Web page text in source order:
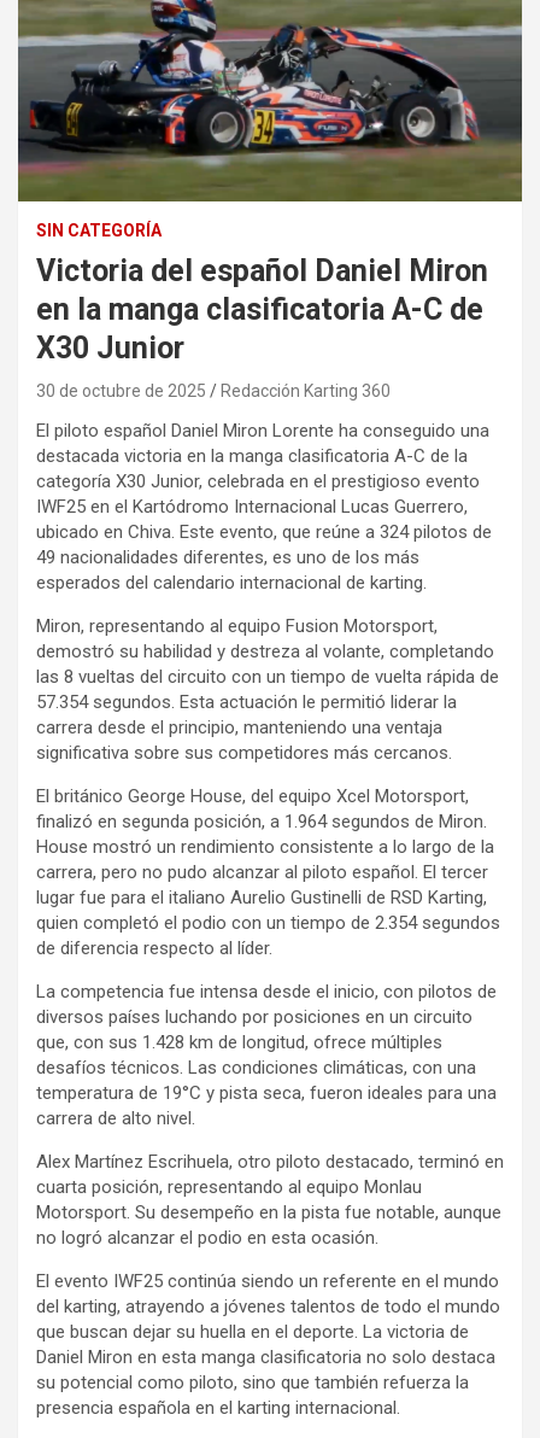
SIN CATEGORÍA
Victoria del español Daniel Miron
en la manga clasificatoria A-C de
X30 Junior
30 de octubre de 2025 Redacción Karting 360
El piloto español Daniel Miron Lorente ha conseguido una
destacada victoria en la manga clasificatoria A-C de la
categoría X30 Junior, celebrada en el prestigioso evento
IWF25 en el Kartódromo Internacional Lucas Guerrero,
ubicado en Chiva. Este evento, que reúne a 324 pilotos de
49 nacionalidades diferentes, es uno de los más
esperados del calendario internacional de karting.
Miron, representando al equipo Fusion Motorsport,
demostró su habilidad y destreza al volante, completando
las 8 vueltas del circuito con un tiempo de vuelta rápida de
57.354 segundos. Esta actuación le permitió liderar la
carrera desde el principio, manteniendo una ventaja
significativa sobre sus competidores más cercanos.
El británico George House, del equipo Xcel Motorsport,
finalizó en segunda posición, a 1.964 segundos de Miron.
House mostró un rendimiento consistente a lo largo de la
carrera, pero no pudo alcanzar al piloto español. El tercer
lugar fue para el italiano Aurelio Gustinelli de RSD Karting,
quien completó el podio con un tiempo de 2.354 segundos
de diferencia respecto al líder.
La competencia fue intensa desde el inicio, con pilotos de
diversos países luchando por posiciones en un circuito
que, con sus 1.428 km de longitud, ofrece múltiples
desafíos técnicos. Las condiciones climáticas, con una
temperatura de 19°C y pista seca, fueron ideales para una
carrera de alto nivel.
Alex Martínez Escrihuela, otro piloto destacado, terminó en
cuarta posición, representando al equipo Monlau
Motorsport. Su desempeño en la pista fue notable, aunque
no logró alcanzar el podio en esta ocasión.
El evento IWF25 continúa siendo un referente en el mundo
del karting, atrayendo a jóvenes talentos de todo el mundo
que buscan dejar su huella en el deporte. La victoria de
Daniel Miron en esta manga clasificatoria no solo destaca
su potencial como piloto, sino que también refuerza la
presencia española en el karting internacional.